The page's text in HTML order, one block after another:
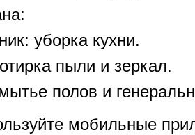
уборка кухни.
пыли и зеркал.
полов и
мобильные